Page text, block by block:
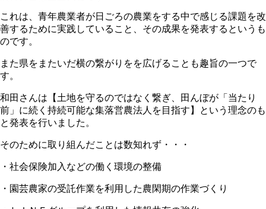
これは、青年農業者が日ごろの農業をする中で感じる課題を改
善するために実践していること、その成果を発表するというも
のです。
また県をまたいだ横の繋がりをを広げることも趣旨の一つで
す。
和田さんは【土地を守るのではなく繋ぎ、田んぼが「当たり
前」に続く持続可能な集落営農法人を目指す】という理念のも
と発表を行いました。
そのために取り組んだことは数知れず・・・
・社会保険加入などの働く環境の整備
・園芸農家の受託作業を利用した農閑期の作業づくり